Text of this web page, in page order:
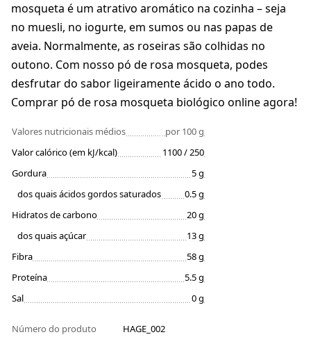
mosqueta é um atrativo aromático na cozinha – seja
no muesli, no iogurte, em sumos ou nas papas de
aveia. Normalmente, as roseiras são colhidas no
outono. Com nosso pó de rosa mosqueta, podes
desfrutar do sabor ligeiramente ácido o ano todo.
Comprar pó de rosa mosqueta biológico online agora!
Valores nutricionais médios
por 100 g
Valor calórico (em kJ/kcal)
1100 / 250
Gordura
5 g
dos quais ácidos gordos saturados
0.5 g
Hidratos de carbono
20 g
dos quais açúcar
13 g
Fibra
58 g
Proteína
5.5 g
Sal
0 g
Número do produto HAGE_002